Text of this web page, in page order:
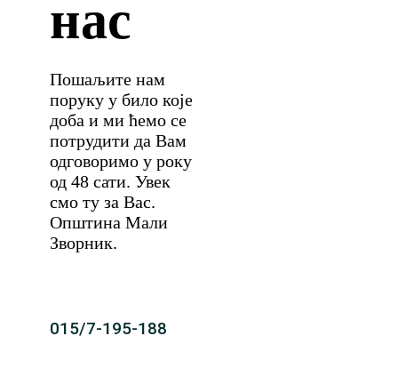
нас
Пошаљите нам
поруку у било које
доба и ми ћемо се
потрудити да Вам
одговоримо у року
од 48 сати. Увек
смо ту за Вас.
Општина Мали
Зворник.
015/7-195-188